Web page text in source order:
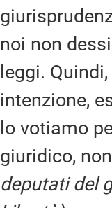
noi non
leggi.
intenzione,
lo votiamo
giuridico,
deputati del